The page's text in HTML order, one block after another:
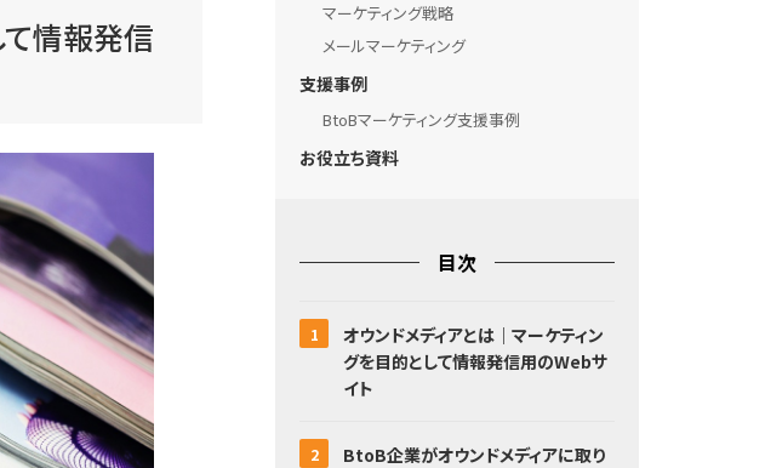
て情報発信
マーケティング戦略
メールマーケティング
支援事例
BtoBマーケティング支援事例
お役立ち資料
目次
オウンドメディアとは｜マーケティン
グを目的として情報発信用のWebサ
イト
BtoB企業がオウンドメディアに取り